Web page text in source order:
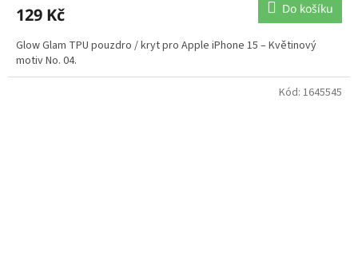
129 Kč Do košíku
Glow Glam TPU pouzdro / kryt pro Apple iPhone 15 – Květinový
motiv No. 04.
Kód: 1645545